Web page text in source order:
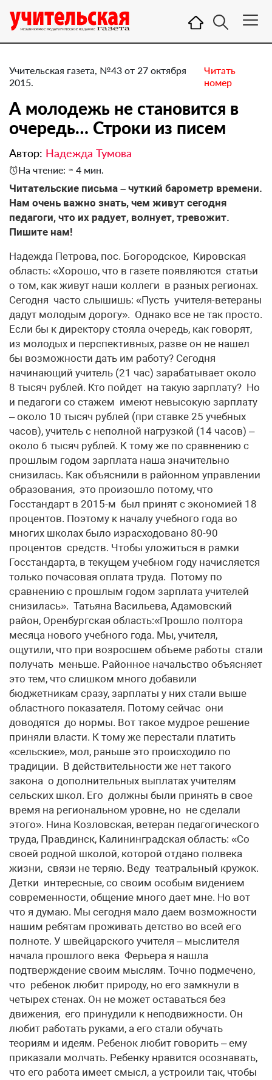
Учительская газета, №43 от 27 октября
2015.
Читать
номер
А молодежь не становится в
очередь… ​Строки из писем
Автор: Надежда Тумова
На чтение: ≈ 4 мин.
Читательские письма – чуткий барометр времени.
Нам очень важно знать, чем живут сегодня
педагоги, что их радует, волнует, тревожит.
Пишите нам!
Надежда Петрова, пос. Богородское, Кировская
область: «Хорошо, что в газете появляются статьи
о том, как живут наши коллеги в разных регионах.
Сегодня часто слышишь: «Пусть учителя-ветераны
дадут молодым дорогу». Однако все не так просто.
Если бы к директору стояла очередь, как говорят,
из молодых и перспективных, разве он не нашел
бы возможности дать им работу? Сегодня
начинающий учитель (21 час) зарабатывает около
8 тысяч рублей. Кто пойдет на такую зарплату? Но
и педагоги со стажем имеют невысокую зарплату
– около 10 тысяч рублей (при ставке 25 учебных
часов), учитель с неполной нагрузкой (14 часов) –
около 6 тысяч рублей. К тому же по сравнению с
прошлым годом зарплата наша значительно
снизилась. Как объяснили в районном управлении
образования, это произошло потому, что
Госстандарт в 2015-м был принят с экономией 18
процентов. Поэтому к началу учебного года во
многих школах было израсходовано 80-90
процентов средств. Чтобы уложиться в рамки
Госстандарта, в текущем учебном году начисляется
только почасовая оплата труда. Потому по
сравнению с прошлым годом зарплата учителей
снизилась». Татьяна Васильева, Адамовский
район, Оренбургская область:«Прошло полтора
месяца нового учебного года. Мы, учителя,
ощутили, что при возросшем объеме работы стали
получать меньше. Районное начальство объясняет
это тем, что слишком много добавили
бюджетникам сразу, зарплаты у них стали выше
областного показателя. Потому сейчас они
доводятся до нормы. Вот такое мудрое решение
приняли власти. К тому же перестали платить
«сельские», мол, раньше это происходило по
традиции. В действительности же нет такого
закона о дополнительных выплатах учителям
сельских школ. Его должны были принять в свое
время на региональном уровне, но не сделали
этого». Нина Козловская, ветеран педагогического
труда, Правдинск, Калининградская область: «Со
своей родной школой, которой отдано полвека
жизни, связи не теряю. Веду театральный кружок.
Детки интересные, со своим особым видением
современности, общение много дает мне. Но вот
что я думаю. Мы сегодня мало даем возможности
нашим ребятам проживать детство во всей его
полноте. У швейцарского учителя – мыслителя
начала прошлого века Ферьера я нашла
подтверждение своим мыслям. Точно подмечено,
что ребенок любит природу, но его замкнули в
четырех стенах. Он не может оставаться без
движения, его принудили к неподвижности. Он
любит работать руками, а его стали обучать
теориям и идеям. Ребенок любит говорить – ему
приказали молчать. Ребенку нравится осознавать,
что его работа имеет смысл, а устроили так, чтобы